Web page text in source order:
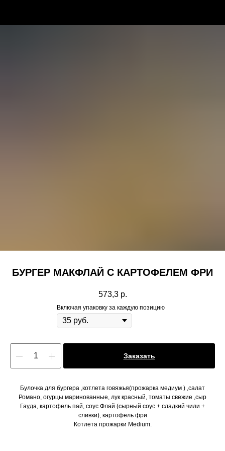
БУРГЕР МАКФЛАЙ C КАРТОФЕЛЕМ ФРИ
573,3 р.
Включая упаковку за каждую позицию
Заказать
Булочка для бургера ,котлета говяжья(прожарка медиум ) ,салат
Романо, огурцы маринованные, лук красный, томаты свежие ,сыр
Гауда, картофель пай, соус Флай (сырный соус + сладкий чили +
сливки), картофель фри
Котлета прожарки Medium.